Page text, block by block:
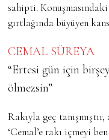
sahipti.
gırtlağında büyüyen
CEMAL SÜREYA
“Ertesi gün için
ölmezsin”
Rakıyla geç
‘Cemal’e rakı içmeyi